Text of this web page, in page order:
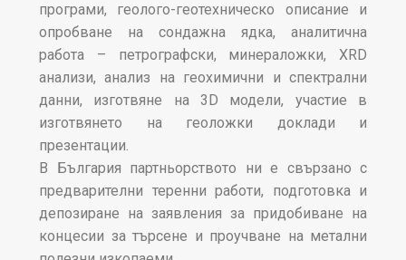
програми, геолого-геотехническо описание и
опробване на сондажна ядка, аналитична
работа – петрографски, минераложки, XRD
анализи, анализ на геохимични и спектрални
данни, изготвяне на 3D модели, участие в
изготвянето на геоложки доклади и
презентации.
В България партньорството ни е свързано с
предварителни теренни работи, подготовка и
депозиране на заявления за придобиване на
концесии за търсене и проучване на метални